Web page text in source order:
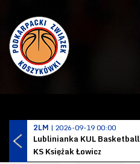
2LM | 2026-09-19 00:00
Lublinianka KUL Basketball
KS Księżak Łowicz